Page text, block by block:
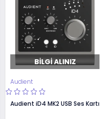
BILGI ALINIZ
Audient
Audient iD4 MK2 USB Ses Kartı